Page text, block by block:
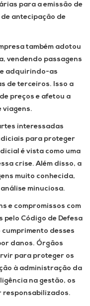
para a emissão de
antecipação de
também adotou
vendendo passagens
e adquirindo-as
de terceiros. Isso a
preços e afetou a
viagens.
interessadas
para proteger
é vista como uma
crise. Além disso, a
muito conhecida,
minuciosa.
e compromissos com
pelo Código de Defesa
desses
danos. Órgãos
para proteger os
à administração da
na gestão, os
responsabilizados.